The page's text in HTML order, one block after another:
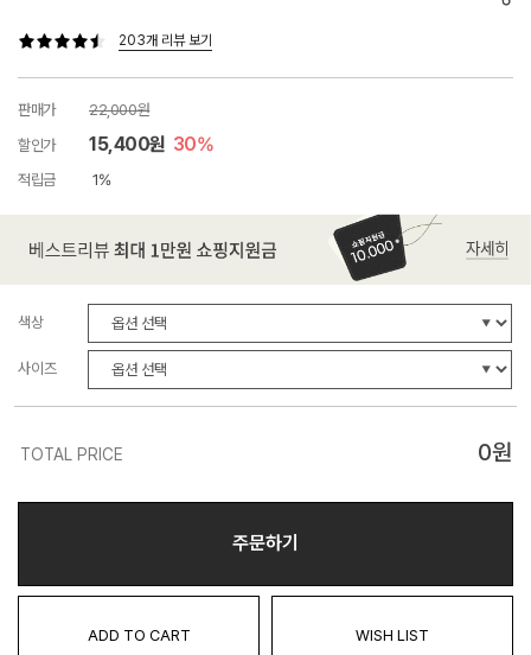
203개 리뷰 보기
판매가
22,000원
할인가
15,400원 30%
적립금 1%
색상
사이즈
TOTAL PRICE 0원
주문하기
ADD TO CART WISH LIST